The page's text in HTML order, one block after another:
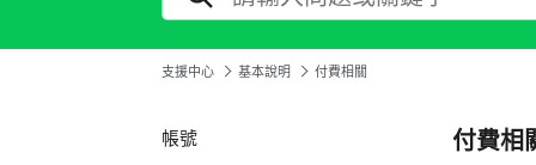
支援中心 基本說明 付費相關
帳號 付費相